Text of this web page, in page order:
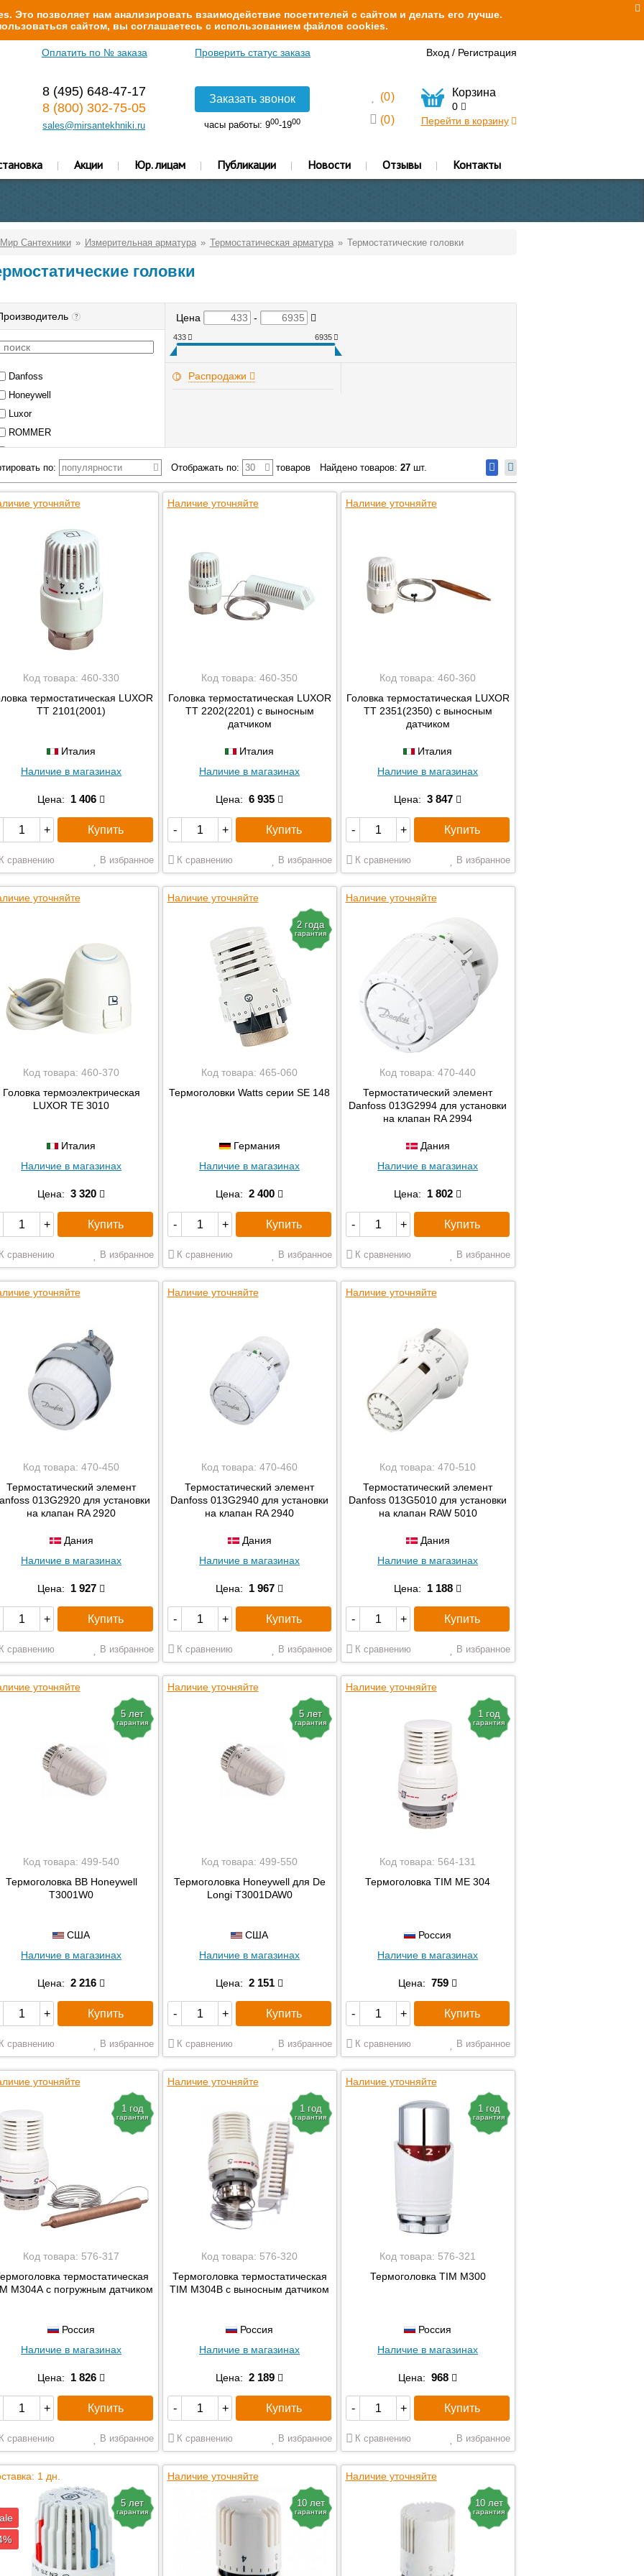
Это позволяет нам анализировать взаимодействие посетителей с сайтом и делать его лучше.
сайтом, вы соглашаетесь с использованием файлов cookies.
Оплатить по № заказа Проверить статус заказа Вход / Регистрация
8 (495) 648-47-17
8 (800) 302-75-05
sales@mirsantekhniki.ru
Заказать звонок
часы работы: 900-1900
(0)
(0)
Корзина
0
Перейти в корзину
Акции Юр. лицам Публикации Новости Отзывы Контакты
Мир Сантехники Измерительная арматура Термостатическая арматура Термостатические головки
головки
?
Danfoss
Honeywell
Luxor
ROMMER
STOUT
TIM
Watts
Цена -
433 6935
Распродажи
по: популярности Отображать по: 30 товаров Найдено товаров: 27шт.
уточняйте
Код товара: 460-330
термостатическая LUXOR
TT 2101(2001)
Италия
Наличие в магазинах
Цена: 1 406
+ Купить
сравнению В избранное
Наличие уточняйте
Код товара: 460-350
Головка термостатическая LUXOR
TT 2202(2201) с выносным
датчиком
Италия
Наличие в магазинах
Цена: 6 935
- + Купить
К сравнению В избранное
Наличие уточняйте
Код товара: 460-360
Головка термостатическая LUXOR
TT 2351(2350) с выносным
датчиком
Италия
Наличие в магазинах
Цена: 3 847
- + Купить
К сравнению В избранное
уточняйте
Код товара: 460-370
Головка термоэлектрическая
LUXOR TE 3010
Италия
Наличие в магазинах
Цена: 3 320
+ Купить
сравнению В избранное
Наличие уточняйте
2 года
гарантия
Код товара: 465-060
Термоголовки Watts серии SE 148
Германия
Наличие в магазинах
Цена: 2 400
- + Купить
К сравнению В избранное
Наличие уточняйте
Код товара: 470-440
Термостатический элемент
Danfoss 013G2994 для установки
на клапан RA 2994
Дания
Наличие в магазинах
Цена: 1 802
- + Купить
К сравнению В избранное
уточняйте
Код товара: 470-450
Термостатический элемент
013G2920 для установки
на клапан RA 2920
Дания
Наличие в магазинах
Цена: 1 927
+ Купить
сравнению В избранное
Наличие уточняйте
Код товара: 470-460
Термостатический элемент
Danfoss 013G2940 для установки
на клапан RA 2940
Дания
Наличие в магазинах
Цена: 1 967
- + Купить
К сравнению В избранное
Наличие уточняйте
Код товара: 470-510
Термостатический элемент
Danfoss 013G5010 для установки
на клапан RAW 5010
Дания
Наличие в магазинах
Цена: 1 188
- + Купить
К сравнению В избранное
уточняйте
5 лет
гарантия
Код товара: 499-540
Термоголовка BB Honeywell
T3001W0
США
Наличие в магазинах
Цена: 2 216
+ Купить
сравнению В избранное
Наличие уточняйте
5 лет
гарантия
Код товара: 499-550
Термоголовка Honeywell для De
Longi T3001DAW0
США
Наличие в магазинах
Цена: 2 151
- + Купить
К сравнению В избранное
Наличие уточняйте
1 год
гарантия
Код товара: 564-131
Термоголовка TIM МЕ 304
Россия
Наличие в магазинах
Цена: 759
- + Купить
К сравнению В избранное
уточняйте
1 год
гарантия
Код товара: 576-317
термостатическая
М304А с погружным датчиком
Россия
Наличие в магазинах
Цена: 1 826
+ Купить
сравнению В избранное
Наличие уточняйте
1 год
гарантия
Код товара: 576-320
Термоголовка термостатическая
TIM М304В с выносным датчиком
Россия
Наличие в магазинах
Цена: 2 189
- + Купить
К сравнению В избранное
Наличие уточняйте
1 год
гарантия
Код товара: 576-321
Термоголовка TIM М300
Россия
Наличие в магазинах
Цена: 968
- + Купить
К сравнению В избранное
1 дн.
5 лет
гарантия
Наличие уточняйте
10 лет
гарантия
Наличие уточняйте
10 лет
гарантия